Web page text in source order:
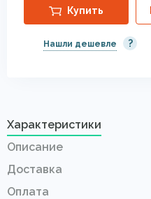
Купить
Нашли дешевле ?
Характеристики
Описание
Доставка
Оплата